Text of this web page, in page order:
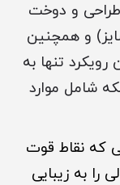
و دوخت
و همچنین
تنها به
شامل موارد
که نقاط قوت
را به زیبایی